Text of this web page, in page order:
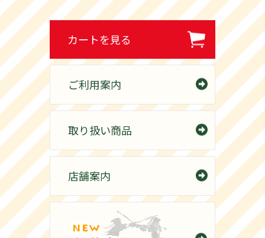
カートを見る
ご利用案内
取り扱い商品
店舗案内